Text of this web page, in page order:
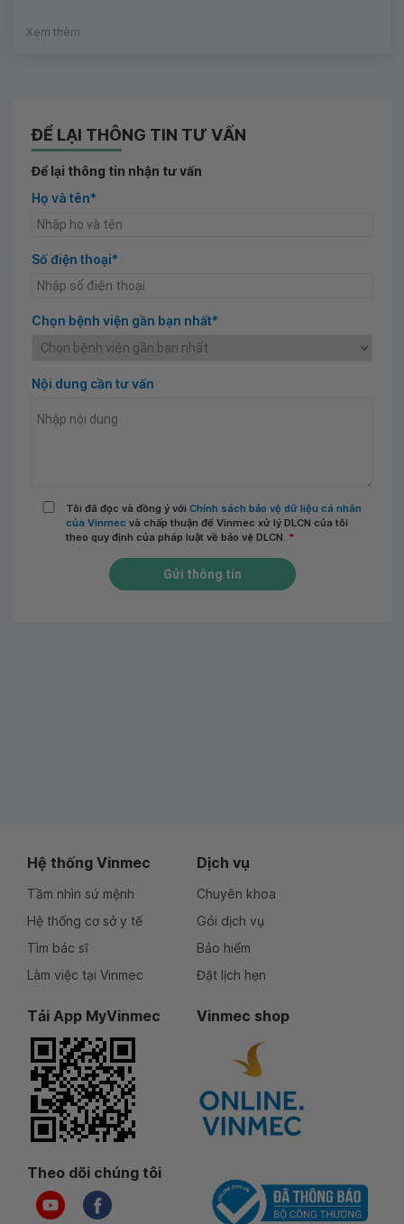
Xem thêm
ĐỂ LẠI THÔNG TIN TƯ VẤN
Để lại thông tin nhận tư vấn
Họ và tên*
Số điện thoại*
Chọn bệnh viện gần bạn nhất*
Nội dung cần tư vấn
Tôi đã đọc và đồng ý với Chính sách bảo vệ dữ liệu cá nhân
của Vinmec và chấp thuận để Vinmec xử lý DLCN của tôi
theo quy định của pháp luật về bảo vệ DLCN. *
Gửi thông tin
Hệ thống Vinmec
Tầm nhìn sứ mệnh
Hệ thống cơ sở y tế
Tìm bác sĩ
Làm việc tại Vinmec
Dịch vụ
Chuyên khoa
Gói dịch vụ
Bảo hiểm
Đặt lịch hẹn
Tải App MyVinmec Vinmec shop
Theo dõi chúng tôi